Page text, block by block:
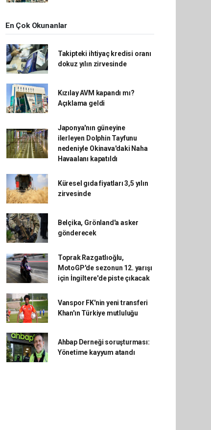
En Çok Okunanlar
Takipteki ihtiyaç kredisi oranı
dokuz yılın zirvesinde
Kızılay AVM kapandı mı?
Açıklama geldi
Japonya'nın güneyine
ilerleyen Dolphin Tayfunu
nedeniyle Okinava'daki Naha
Havaalanı kapatıldı
Küresel gıda fiyatları 3,5 yılın
zirvesinde
Belçika, Grönland'a asker
gönderecek
Toprak Razgatlıoğlu,
MotoGP'de sezonun 12. yarışı
için İngiltere'de piste çıkacak
Vanspor FK'nin yeni transferi
Khan'ın Türkiye mutluluğu
Ahbap Derneği soruşturması:
Yönetime kayyum atandı